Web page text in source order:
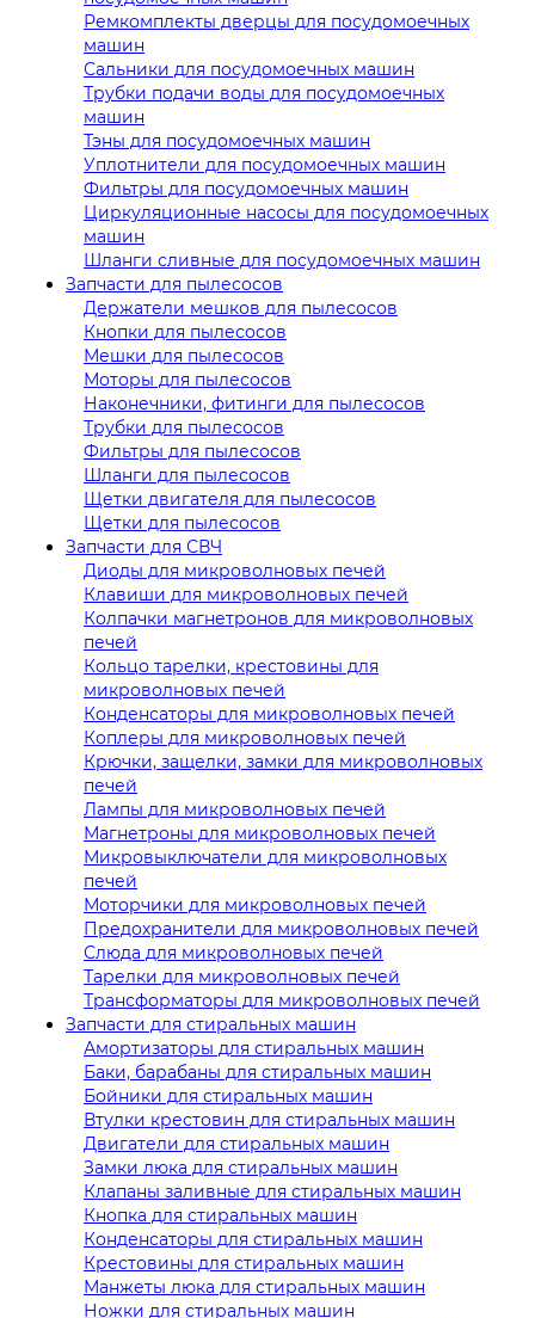
Ремкомплекты дверцы для посудомоечных
машин
Сальники для посудомоечных машин
Трубки подачи воды для посудомоечных
машин
Тэны для посудомоечных машин
Уплотнители для посудомоечных машин
Фильтры для посудомоечных машин
Циркуляционные насосы для посудомоечных
машин
Шланги сливные для посудомоечных машин
Запчасти для пылесосов
Держатели мешков для пылесосов
Кнопки для пылесосов
Мешки для пылесосов
Моторы для пылесосов
Наконечники, фитинги для пылесосов
Трубки для пылесосов
Фильтры для пылесосов
Шланги для пылесосов
Щетки двигателя для пылесосов
Щетки для пылесосов
Запчасти для СВЧ
Диоды для микроволновых печей
Клавиши для микроволновых печей
Колпачки магнетронов для микроволновых
печей
Кольцо тарелки, крестовины для
микроволновых печей
Конденсаторы для микроволновых печей
Коплеры для микроволновых печей
Крючки, защелки, замки для микроволновых
печей
Лампы для микроволновых печей
Магнетроны для микроволновых печей
Микровыключатели для микроволновых
печей
Моторчики для микроволновых печей
Предохранители для микроволновых печей
Слюда для микроволновых печей
Тарелки для микроволновых печей
Трансформаторы для микроволновых печей
Запчасти для стиральных машин
Амортизаторы для стиральных машин
Баки, барабаны для стиральных машин
Бойники для стиральных машин
Втулки крестовин для стиральных машин
Двигатели для стиральных машин
Замки люка для стиральных машин
Клапаны заливные для стиральных машин
Кнопка для стиральных машин
Конденсаторы для стиральных машин
Крестовины для стиральных машин
Манжеты люка для стиральных машин
Ножки для стиральных машин